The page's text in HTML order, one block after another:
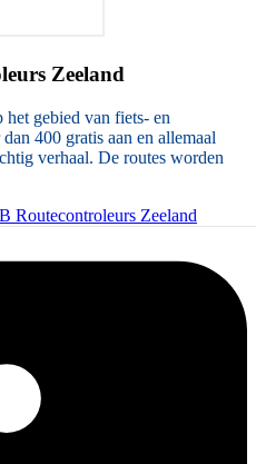
Zeeland
gebied van fiets- en
400 gratis aan en allemaal
verhaal. De routes worden
Routecontroleurs Zeeland